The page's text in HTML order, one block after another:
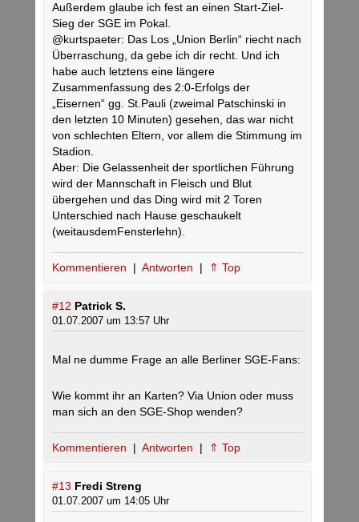
Außerdem glaube ich fest an einen Start-Ziel-
Sieg der SGE im Pokal.
@kurtspaeter: Das Los „Union Berlin“ riecht nach
Überraschung, da gebe ich dir recht. Und ich
habe auch letztens eine längere
Zusammenfassung des 2:0-Erfolgs der
„Eisernen“ gg. St.Pauli (zweimal Patschinski in
den letzten 10 Minuten) gesehen, das war nicht
von schlechten Eltern, vor allem die Stimmung im
Stadion.
Aber: Die Gelassenheit der sportlichen Führung
wird der Mannschaft in Fleisch und Blut
übergehen und das Ding wird mit 2 Toren
Unterschied nach Hause geschaukelt
(weitausdemFensterlehn).
Kommentieren | Antworten | ⇑ Top
#12 Patrick S.
01.07.2007 um 13:57 Uhr
Mal ne dumme Frage an alle Berliner SGE-Fans:
Wie kommt ihr an Karten? Via Union oder muss
man sich an den SGE-Shop wenden?
Kommentieren | Antworten | ⇑ Top
#13 Fredi Streng
01.07.2007 um 14:05 Uhr